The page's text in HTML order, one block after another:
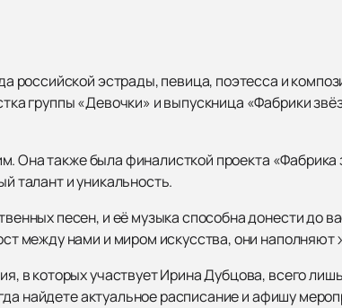
российской эстрады, певица, поэтесса и
группы «Девочки» и выпускница «Фабрики
Она также была финалисткой проекта
талант и уникальность.
песен, и её музыка способна донести до
между нами и миром искусства, они
в которых участвует Ирина Дубцова, всего
найдете актуальное расписание и афишу